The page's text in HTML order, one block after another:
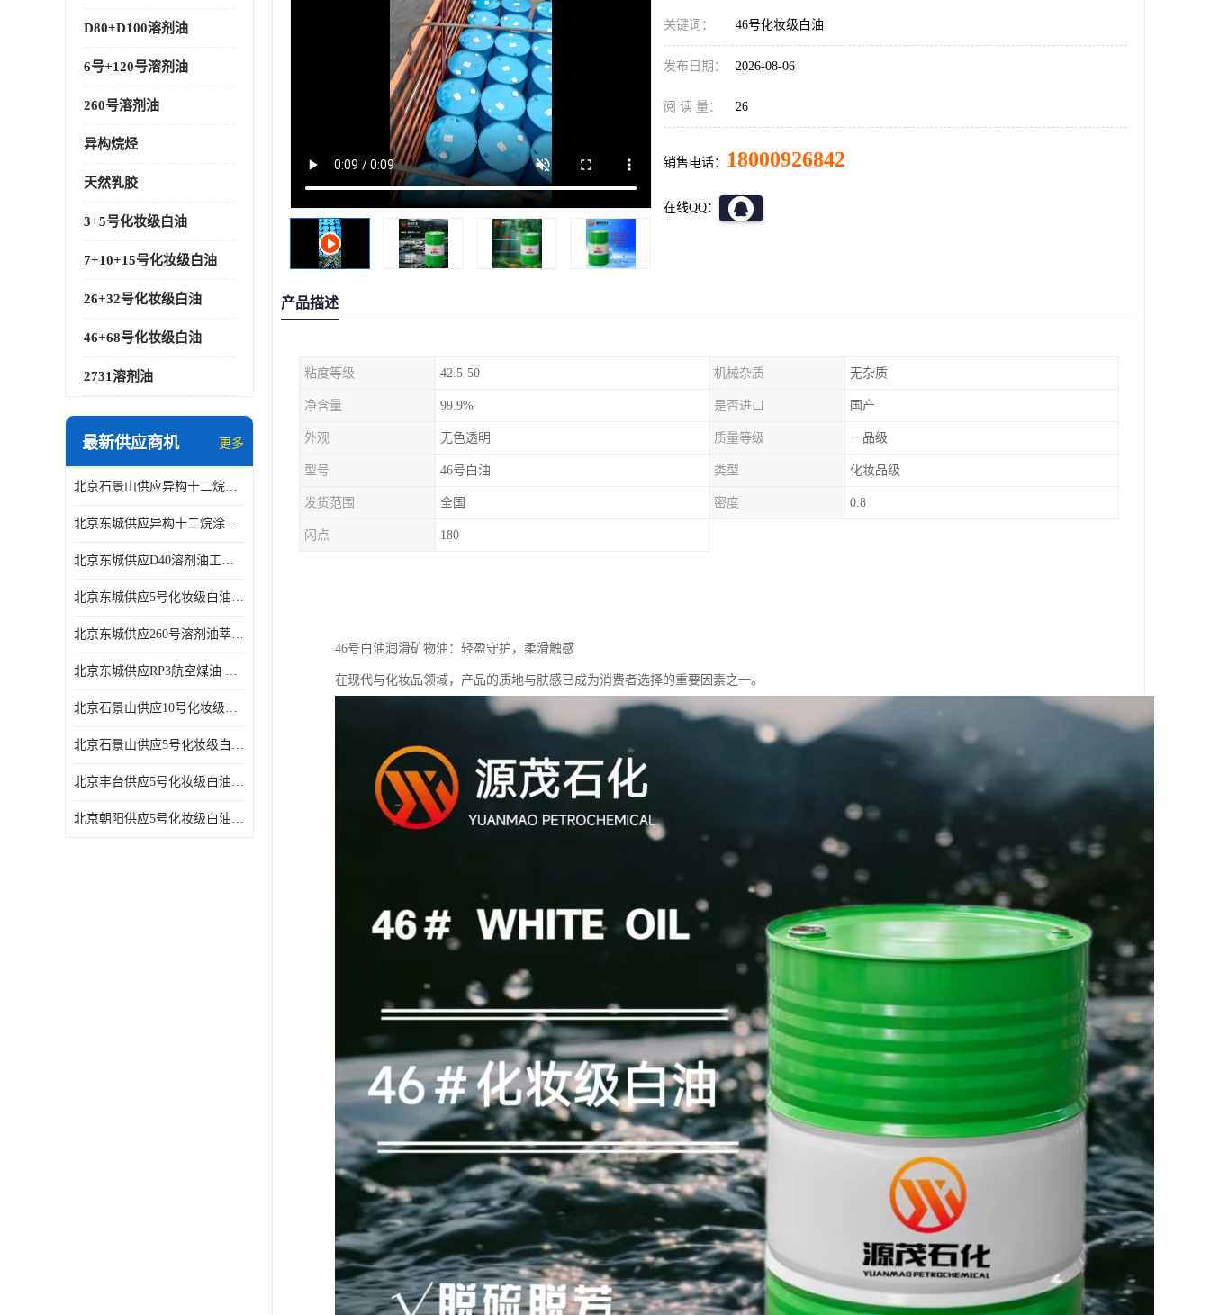
D80+D100溶剂油
6号+120号溶剂油
260号溶剂油
异构烷烃
天然乳胶
3+5号化妆级白油
7+10+15号化妆级白油
26+32号化妆级白油
46+68号化妆级白油
2731溶剂油
最新供应商机 更多
北京石景山供应异构十二烷香精助剂
北京东城供应异构十二烷涂料胶粘油墨稀释剂
北京东城供应D40溶剂油工业金属清洗
北京东城供应5号化妆级白油钻井液润滑剂
北京东城供应260号溶剂油萃取溶剂油金属萃取剂
北京东城供应RP3航空煤油 高含量国标工业级航空煤油燃料油 无色透明
北京石景山供应10号化妆级白油高精密机械润滑油
北京石景山供应5号化妆级白油缝纫机油 设备润滑油
北京丰台供应5号化妆级白油纤维与织物柔软光亮
北京朝阳供应5号化妆级白油纺织时的润滑剂
关键词： 46号化妆级白油
发布日期： 2026-08-06
阅 读 量： 26
销售电话： 18000926842
在线QQ：
产品描述
粘度等级 42.5-50 机械杂质 无杂质
净含量 99.9% 是否进口 国产
外观 无色透明 质量等级 一品级
型号 46号白油 类型 化妆品级
发货范围 全国 密度 0.8
闪点 180
46号白油润滑矿物油：轻盈守护，柔滑触感
在现代与化妆品领域，产品的质地与肤感已成为消费者选择的重要因素之一。